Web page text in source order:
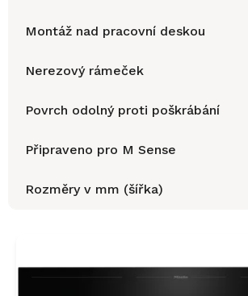
Montáž nad pracovní deskou
Nerezový rámeček
Povrch odolný proti poškrábání
Připraveno pro M Sense
Rozměry v mm (šířka)